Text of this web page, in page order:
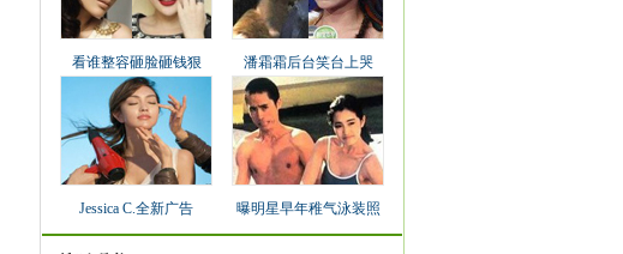
看谁整容砸脸砸钱狠 潘霜霜后台笑台上哭
Jessica C.全新广告 曝明星早年稚气泳装照